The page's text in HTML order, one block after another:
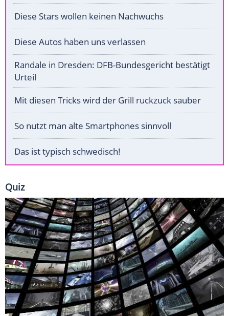
Diese Stars wollen keinen Nachwuchs
Diese Autos haben uns verlassen
Randale in Dresden: DFB-Bundesgericht bestätigt
Urteil
Mit diesen Tricks wird der Grill ruckzuck sauber
So nutzt man alte Smartphones sinnvoll
Das ist typisch schwedisch!
Quiz